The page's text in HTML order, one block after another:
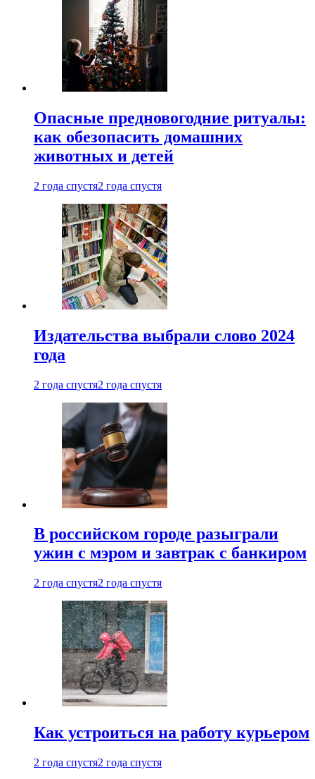
Опасные предновогодние ритуалы:
как обезопасить домашних
животных и детей
2 года спустя2 года спустя
Издательства выбрали слово 2024
года
2 года спустя2 года спустя
В российском городе разыграли
ужин с мэром и завтрак с банкиром
2 года спустя2 года спустя
Как устроиться на работу курьером
2 года спустя2 года спустя